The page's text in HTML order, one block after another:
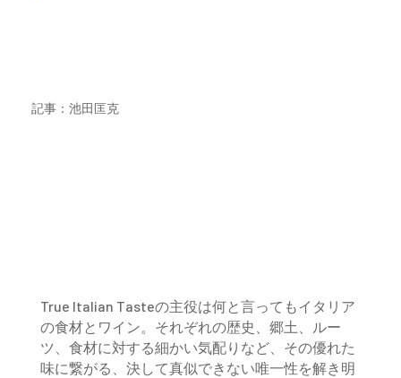
記事：池田匡克
True Italian Tasteの主役は何と言ってもイタリア
の食材とワイン。それぞれの歴史、郷土、ルー
ツ、食材に対する細かい気配りなど、その優れた
味に繋がる、決して真似できない唯一性を解き明